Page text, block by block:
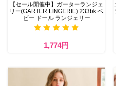
【セール開催中】ガーターランジェ
リー(GARTER LINGERIE) 233bk ベ
ビー ドール ランジェリー
1,774円